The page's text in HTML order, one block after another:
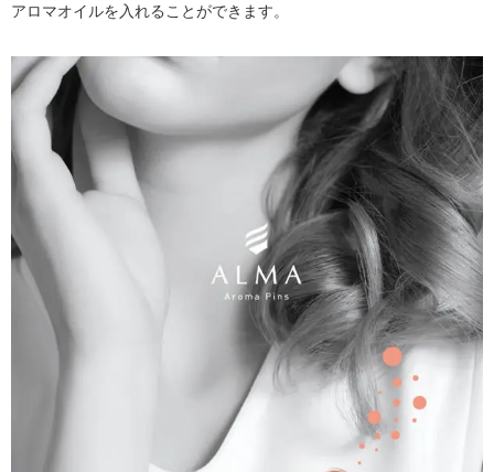
アロマオイルを入れることができます。